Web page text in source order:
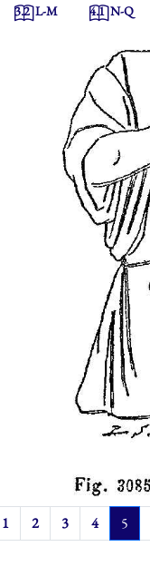
3.2L-M 4.1N-Q
1 2 3 4 5